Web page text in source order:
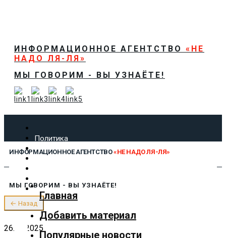
ИНФОРМАЦИОННОЕ АГЕНТСТВО «НЕ
НАДО ЛЯ-ЛЯ»
МЫ ГОВОРИМ - ВЫ УЗНАЁТЕ!
Политика
Экономика
Культура
Предложить новость
О нас
ИНФОРМАЦИОННОЕ АГЕНТСТВО«НЕ НАДО ЛЯ-ЛЯ»
Главная
Добавить материал
Популярные новости
МЫ ГОВОРИМ - ВЫ УЗНАЁТЕ!
← Назад
26.03.2025